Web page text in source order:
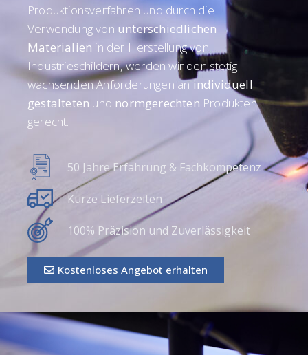
Produktionsverfahren und durch die
Verwendung von unterschiedlichen
Materialien in der Herstellung von
Industrieschildern, werden wir den stetig
wachsenden Anforderungen anindividuell
gestalteten und normgerechten Produkten
gerecht.
50 Jahre Erfahrung & Fachkompetenz
Kurze Lieferzeiten
100% Präzision und Zuverlässigkeit
Kostenloses Angebot erhalten